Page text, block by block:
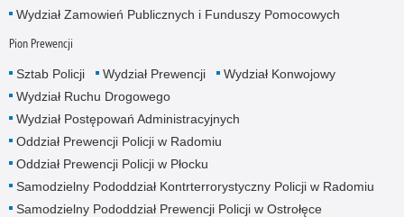
Wydział Zamowień Publicznych i Funduszy Pomocowych
Pion Prewencji
Sztab Policji Wydział Prewencji
Wydział Konwojowy
Wydział Ruchu Drogowego
Wydział Postępowań Administracyjnych
Oddział Prewencji Policji w Radomiu
Oddział Prewencji Policji w Płocku
Samodzielny Pododdział Kontrterrorystyczny Policji w Radomiu
Samodzielny Pododdział Prewencji Policji w Ostrołęce